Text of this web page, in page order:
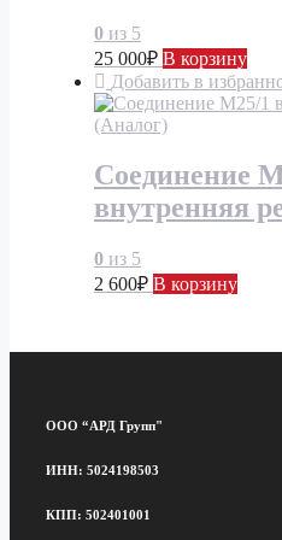
0 из 5
25 000₽ В корзину
Добавить в
Соединение
внутренняя
0 из 5
2 600₽ В корзину
ООО “АРД Групп"
ИНН: 5024198503
КПП: 502401001